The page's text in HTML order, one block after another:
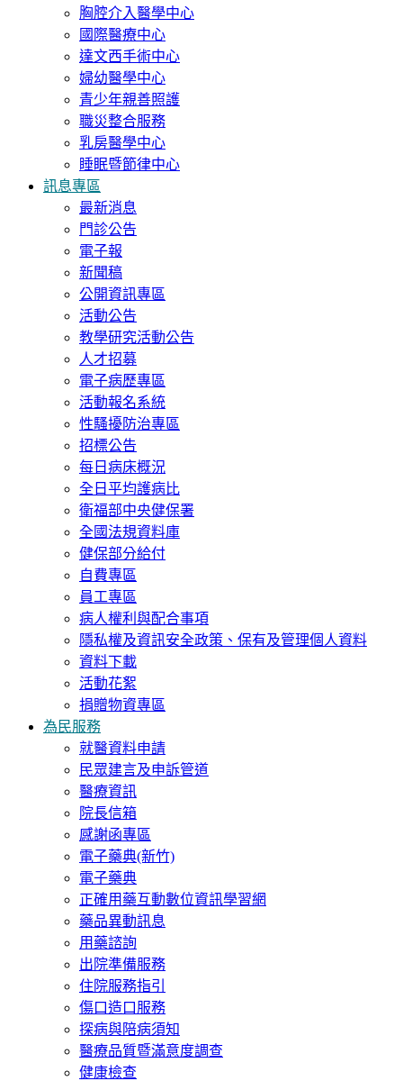
胸腔介入醫學中心
國際醫療中心
達文西手術中心
婦幼醫學中心
青少年親善照護
職災整合服務
乳房醫學中心
睡眠暨節律中心
訊息專區
最新消息
門診公告
電子報
新聞稿
公開資訊專區
活動公告
教學研究活動公告
人才招募
電子病歷專區
活動報名系統
性騷擾防治專區
招標公告
每日病床概況
全日平均護病比
衛福部中央健保署
全國法規資料庫
健保部分給付
自費專區
員工專區
病人權利與配合事項
隱私權及資訊安全政策、保有及管理個人資料
資料下載
活動花絮
捐贈物資專區
為民服務
就醫資料申請
民眾建言及申訴管道
醫療資訊
院長信箱
感謝函專區
電子藥典(新竹)
電子藥典
正確用藥互動數位資訊學習網
藥品異動訊息
用藥諮詢
出院準備服務
住院服務指引
傷口造口服務
探病與陪病須知
醫療品質暨滿意度調查
健康檢查